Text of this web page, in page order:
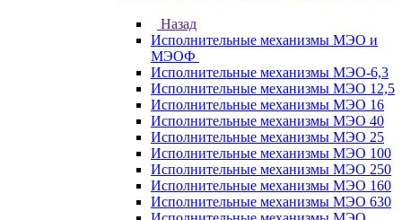
Назад
Исполнительные механизмы МЭО и
МЭОФ
Исполнительные механизмы МЭО-6,3
Исполнительные механизмы МЭО 12,5
Исполнительные механизмы МЭО 16
Исполнительные механизмы МЭО 40
Исполнительные механизмы МЭО 25
Исполнительные механизмы МЭО 100
Исполнительные механизмы МЭО 250
Исполнительные механизмы МЭО 160
Исполнительные механизмы МЭО 630